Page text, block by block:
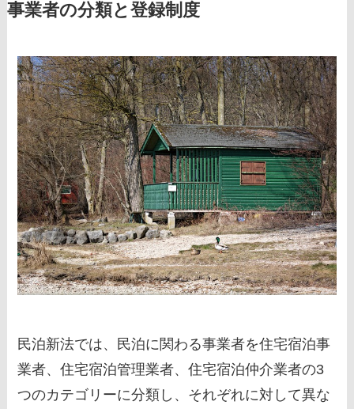
事業者の分類と登録制度
民泊新法では、民泊に関わる事業者を住宅宿泊事
業者、住宅宿泊管理業者、住宅宿泊仲介業者の3
つのカテゴリーに分類し、それぞれに対して異な